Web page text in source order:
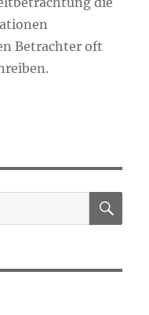
Betrachter oft
Ägyptenreise